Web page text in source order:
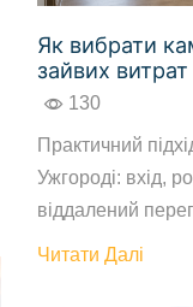
Як вибрати
зайвих витрат
130
Практичний
Ужгороді: вхід,
віддалений
Читати Далі